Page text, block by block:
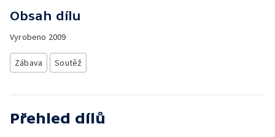
Obsah dílu
Vyrobeno 2009
Zábava Soutěž
Přehled dílů